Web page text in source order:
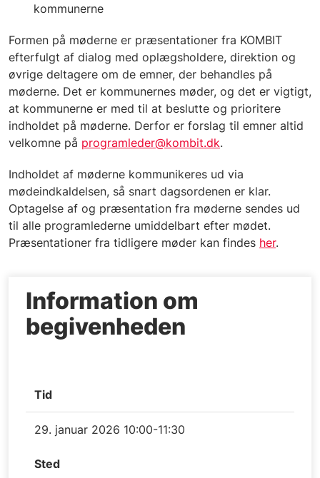
kommunerne
Formen på møderne er præsentationer fra KOMBIT
efterfulgt af dialog med oplægsholdere, direktion og
øvrige deltagere om de emner, der behandles på
møderne. Det er kommunernes møder, og det er vigtigt,
at kommunerne er med til at beslutte og prioritere
indholdet på møderne. Derfor er forslag til emner altid
velkomne på programleder@kombit.dk.
Indholdet af møderne kommunikeres ud via
mødeindkaldelsen, så snart dagsordenen er klar.
Optagelse af og præsentation fra møderne sendes ud
til alle programlederne umiddelbart efter mødet.
Præsentationer fra tidligere møder kan findes her.
Information om
begivenheden
Tid
29. januar 2026 10:00-11:30
Sted